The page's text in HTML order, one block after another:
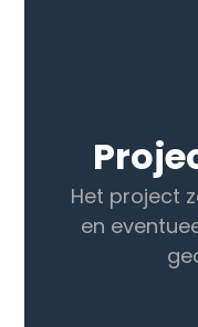
Het project
en